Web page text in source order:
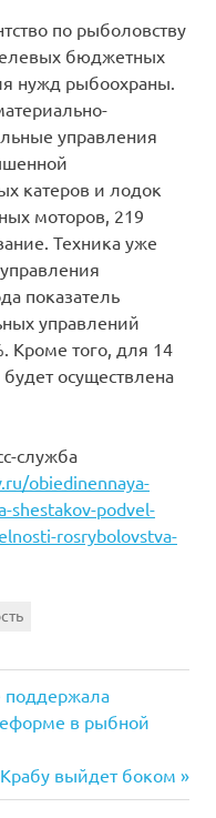
по рыболовству
бюджетных
нужд рыбоохраны.
управления
катеров и лодок
моторов, 219
Техника уже
показатель
управлений
Кроме того, для 14
осуществлена
служба
obiedinennaya-
shestakov-podvel-
rosrybolovstva-
поддержала
в рыбной
Next
Post:
Крабу выйдет боком